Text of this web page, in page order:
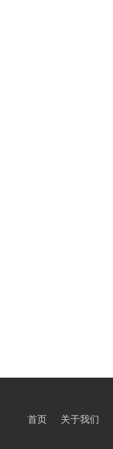
首页 关于我们